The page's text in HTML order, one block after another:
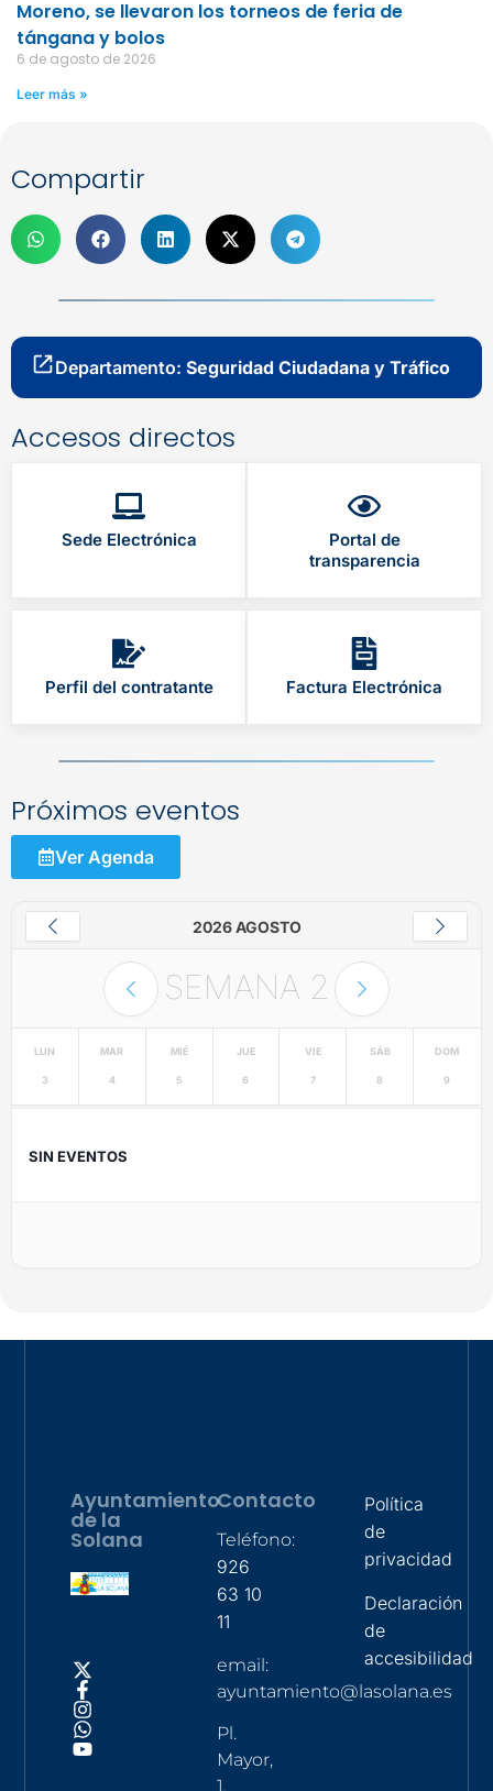
Moreno, se llevaron los torneos de feria de
tángana y bolos
6 de agosto de 2026
Leer más »
Compartir
Departamento: Seguridad Ciudadana y Tráfico
Accesos directos
Sede Electrónica
Portal de
transparencia
Perfil del contratante Factura Electrónica
Próximos eventos
Ver Agenda
2026 AGOSTO
SEMANA 2
LUN
3
MAR
4
MIÉ
5
JUE
6
VIE
7
SÁB
8
DOM
9
SIN EVENTOS
Ayuntamiento
de la
Solana
Contacto
Teléfono:
926
63 10
11
email:
ayuntamiento@lasolana.es
Pl.
Mayor,
1,
Política
de
privacidad
Declaración
de
accesibilidad